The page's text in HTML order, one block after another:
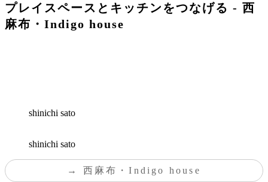
プレイスペースとキッチンをつなげる - 西
麻布・Indigo house
shinichi sato
shinichi sato
西麻布・Indigo house